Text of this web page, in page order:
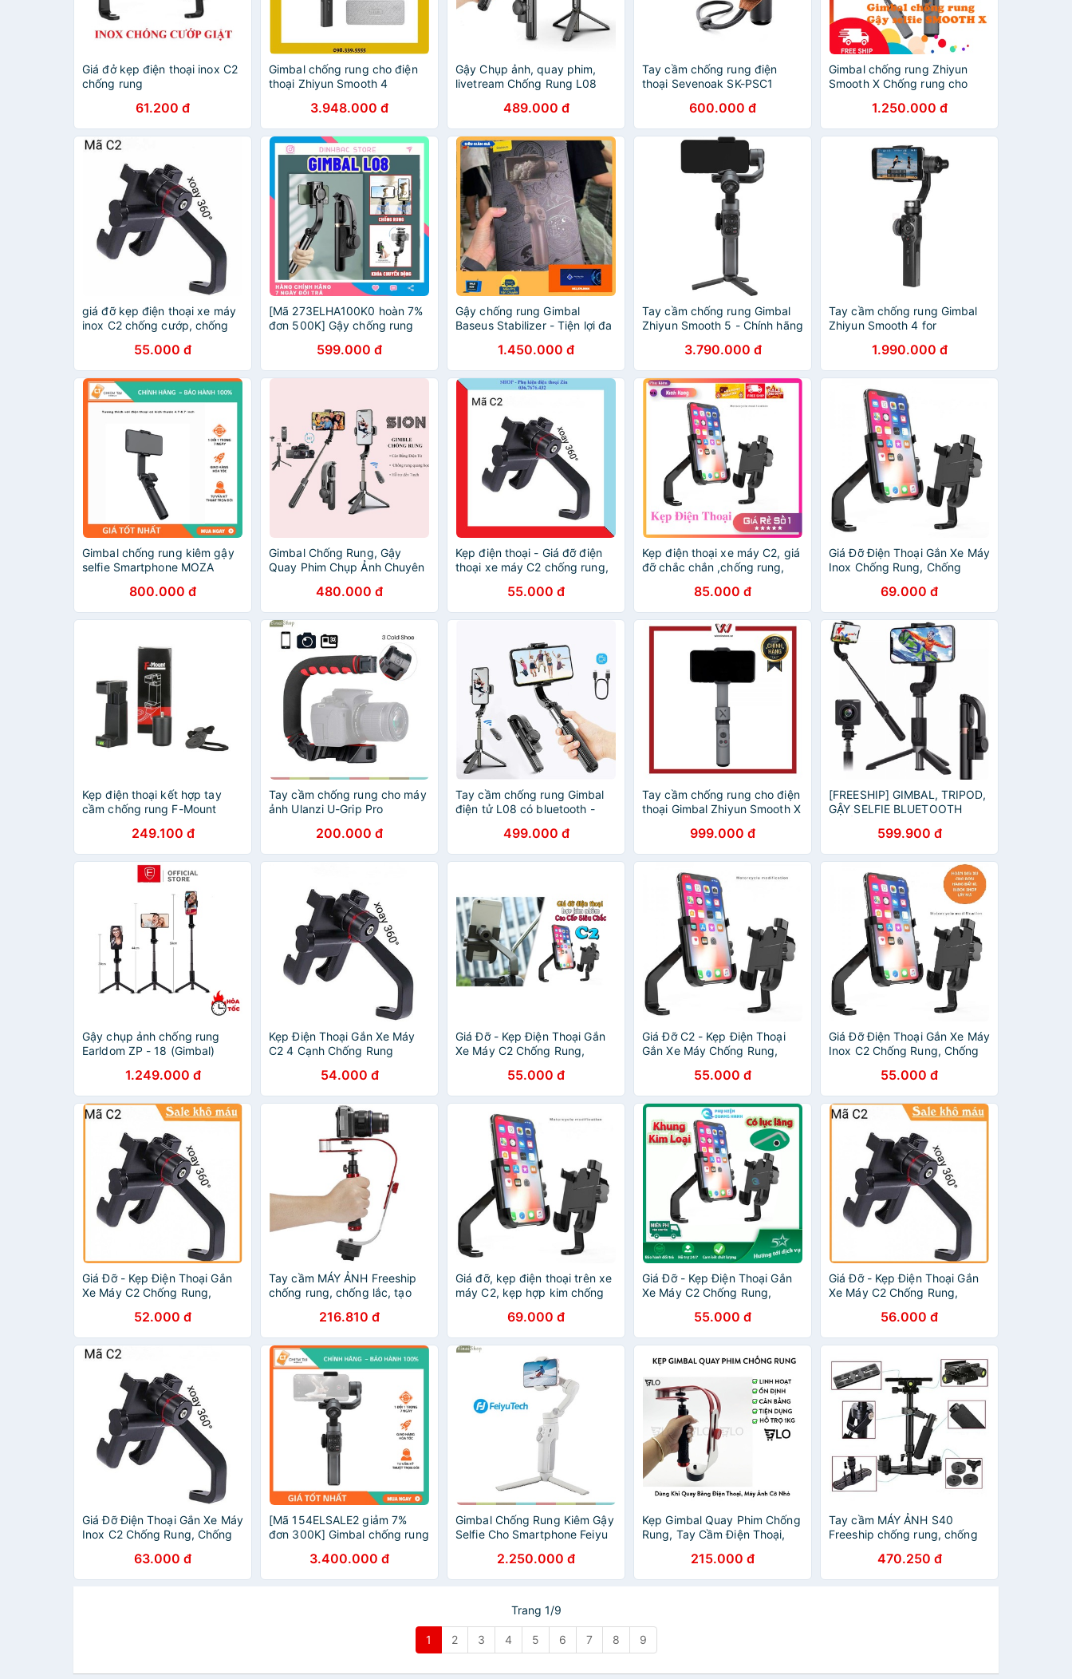
Giá đở kẹp điện thoại inox C2
chống rung
61.200 đ
Gimbal chống rung cho điện
thoại Zhiyun Smooth 4
3.948.000 đ
Gậy Chụp ảnh, quay phim,
livetream Chống Rung L08
489.000 đ
Tay cầm chống rung điện
thoại Sevenoak SK-PSC1
600.000 đ
Gimbal chống rung Zhiyun
Smooth X Chống rung cho
sướng,gậy selfie(HÀNG
CHÍNH HÃNG BẢO HÀNH)
1.250.000 đ
giá đỡ kẹp điện thoại xe máy
inox C2 chống cướp, chống
55.000 đ
[Mã 273ELHA100K0 hoàn 7%
đơn 500K] Gậy chống rung
LB08 Gậy chống rung cho
điện thoại máy ảnh
599.000 đ
Gậy chống rung Gimbal
Baseus Stabilizer - Tiện lợi đa
1.450.000 đ
Tay cầm chống rung Gimbal
Zhiyun Smooth 5 - Chính hãng
3.790.000 đ
Tay cầm chống rung Gimbal
Zhiyun Smooth 4 for
1.990.000 đ
Gimbal chống rung kiêm gậy
selfie Smartphone MOZA
800.000 đ
Gimbal Chống Rung, Gậy
Quay Phim Chụp Ảnh Chuyên
480.000 đ
Kẹp điện thoại - Giá đỡ điện
thoại xe máy C2 chống rung,
55.000 đ
Kẹp điện thoại xe máy C2, giá
đỡ chắc chắn ,chống rung,
85.000 đ
Giá Đỡ Điện Thoại Gắn Xe Máy
Inox Chống Rung, Chống
69.000 đ
Kẹp điện thoại kết hợp tay
cầm chống rung F-Mount
249.100 đ
Tay cầm chống rung cho máy
ảnh Ulanzi U-Grip Pro
200.000 đ
Tay cầm chống rung Gimbal
điện tử L08 có bluetooth -
499.000 đ
Tay cầm chống rung cho điện
thoại Gimbal Zhiyun Smooth X
999.000 đ
[FREESHIP] GIMBAL, TRIPOD,
GẬY SELFIE BLUETOOTH
599.900 đ
Gậy chụp ảnh chống rung
Earldom ZP - 18 (Gimbal)
1.249.000 đ
Kẹp Điện Thoại Gắn Xe Máy
C2 4 Cạnh Chống Rung
54.000 đ
Giá Đỡ - Kẹp Điện Thoại Gắn
Xe Máy C2 Chống Rung,
55.000 đ
Giá Đỡ C2 - Kẹp Điện Thoại
Gắn Xe Máy Chống Rung,
55.000 đ
Giá Đỡ Điện Thoại Gắn Xe Máy
Inox C2 Chống Rung, Chống
55.000 đ
Giá Đỡ - Kẹp Điện Thoại Gắn
Xe Máy C2 Chống Rung,
52.000 đ
Tay cầm MÁY ẢNH Freeship
chống rung, chống lắc, tạo
216.810 đ
Giá đỡ, kẹp điện thoại trên xe
máy C2, kẹp hợp kim chống
69.000 đ
Giá Đỡ - Kẹp Điện Thoại Gắn
Xe Máy C2 Chống Rung,
55.000 đ
Giá Đỡ - Kẹp Điện Thoại Gắn
Xe Máy C2 Chống Rung,
56.000 đ
Giá Đỡ Điện Thoại Gắn Xe Máy
Inox C2 Chống Rung, Chống
63.000 đ
[Mã 154ELSALE2 giảm 7%
đơn 300K] Gimbal chống rung
3.400.000 đ
Gimbal Chống Rung Kiêm Gậy
Selfie Cho Smartphone Feiyu
2.250.000 đ
Kẹp Gimbal Quay Phim Chống
Rung, Tay Cầm Điện Thoại,
215.000 đ
Tay cầm MÁY ẢNH S40
Freeship chống rung, chống
thăng hoa470.250 đ
Trang 1/9
1 2 3 4 5 6 7 8 9